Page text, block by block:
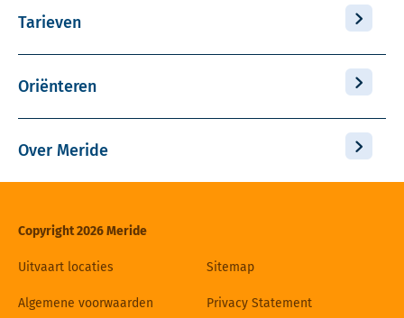
Tarieven
Oriënteren
Over Meride
Copyright 2026 Meride
Uitvaart locaties Sitemap
Algemene voorwaarden Privacy Statement